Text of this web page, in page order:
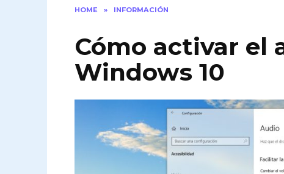
HOME » INFORMACIÓN
Cómo activar el
Windows 10